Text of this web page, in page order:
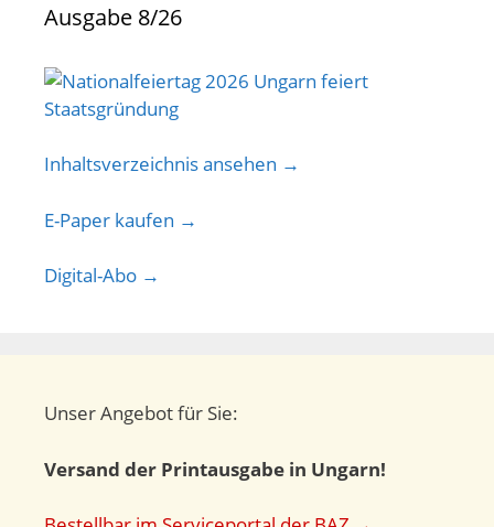
Ausgabe 8/26
Inhaltsverzeichnis ansehen →
E-Paper kaufen →
Digital-Abo →
Unser Angebot für Sie:
Versand der Printausgabe in Ungarn!